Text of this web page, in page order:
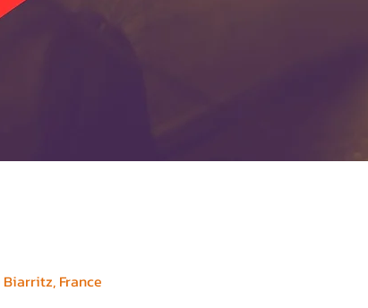
Biarritz, France